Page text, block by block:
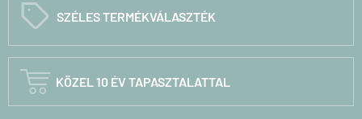
C SZÉLES TERMÉKVÁLASZTÉK
 KÖZEL 10 ÉV TAPASZTALATTAL